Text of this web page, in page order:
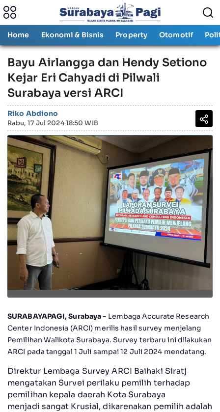
Home Ekonomi & Bisnis Property Otomotif
Bayu Airlangga dan Hendy Setiono
Kejar Eri Cahyadi di Pilwali
Surabaya versi ARCI
Riko Abdiono
Rabu, 17 Jul 2024 18:50 WIB
SURABAYAPAGI, Surabaya - Lembaga Accurate Research
Center Indonesia (ARCI) merilis hasil survey menjelang
Pemilihan Walikota Surabaya. Survey terbaru ini dilakukan
ARCI pada tanggal 1 Juli sampai 12 Juli 2024 mendatang.
Direktur Lembaga Survey ARCI Baihaki Siratj
mengatakan Survei perilaku pemilih terhadap
pemilihan kepala daerah Kota Surabaya
menjadi sangat Krusial, dikarenakan pemilih adalah